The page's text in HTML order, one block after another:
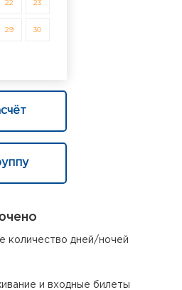
22 23
29 30
количество дней/ночей
и входные билеты